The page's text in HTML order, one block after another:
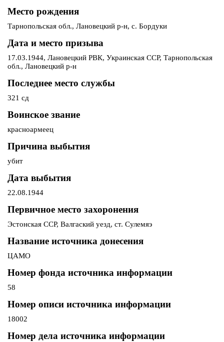
Место рождения
Тарнопольская обл., Лановецкий р-н, с. Бордуки
Дата и место призыва
17.03.1944, Лановецкий РВК, Украинская ССР, Тарнопольская
обл., Лановецкий р-н
Последнее место службы
321 сд
Воинское звание
красноармеец
Причина выбытия
убит
Дата выбытия
22.08.1944
Первичное место захоронения
Эстонская ССР, Валгаский уезд, ст. Сулемяэ
Название источника донесения
ЦАМО
Номер фонда источника информации
58
Номер описи источника информации
18002
Номер дела источника информации